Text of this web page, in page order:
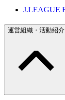
J.LEAGUE
運営組織・活動紹介